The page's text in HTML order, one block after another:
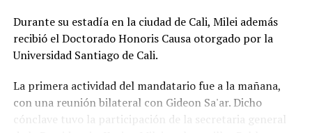
Durante su estadía en la ciudad de Cali, Milei además
recibió el Doctorado Honoris Causa otorgado por la
Universidad Santiago de Cali.
La primera actividad del mandatario fue a la mañana,
con una reunión bilateral con Gideon Sa'ar. Dicho
cónclave tuvo la participación de la secretaria general